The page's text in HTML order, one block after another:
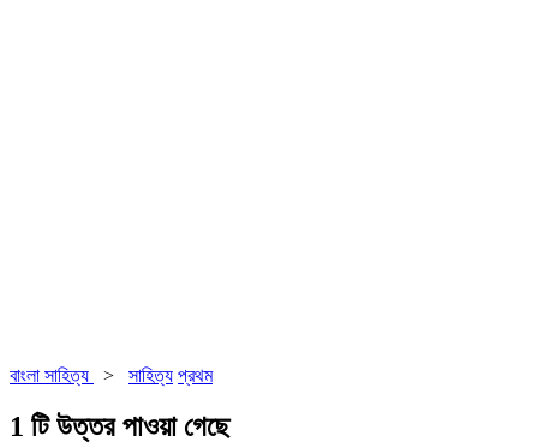
বাংলা সাহিত্য > সাহিত্য প্রথম
1 টি উত্তর পাওয়া গেছে